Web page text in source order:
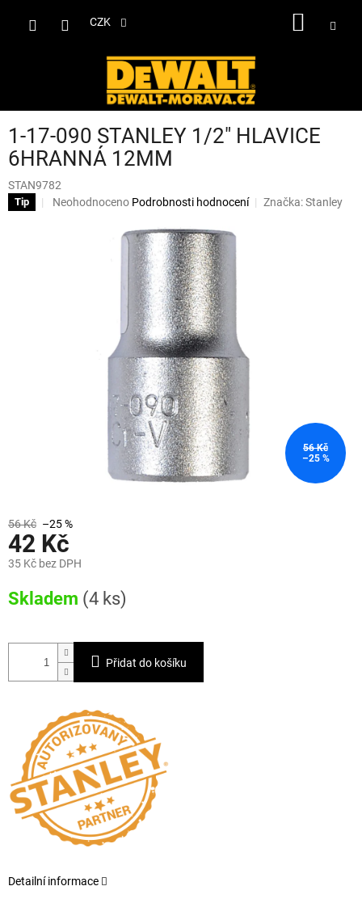
CZK
1-17-090 STANLEY 1/2" HLAVICE
6HRANNÁ 12MM
STAN9782
Tip
Průměrné
Neohodnoceno Podrobnosti hodnocení Značka:Stanley
56 Kč
–25 %
56 Kč –25 %
42 Kč
35 Kč bez DPH
cena:
Skladem (4 ks)
Přidat do košíku
Detailní informace